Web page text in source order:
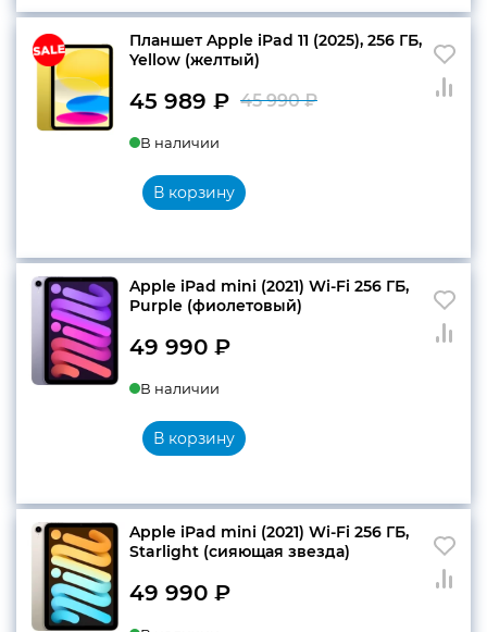
Планшет Apple iPad 11 (2025), 256 ГБ,
Yellow (желтый)
45 990₽
45 989 ₽
В наличии
В корзину
Apple iPad mini (2021) Wi-Fi 256 ГБ,
Purple (фиолетовый)
49 990 ₽
В наличии
В корзину
Apple iPad mini (2021) Wi-Fi 256 ГБ,
Starlight (cияющая звезда)
49 990 ₽